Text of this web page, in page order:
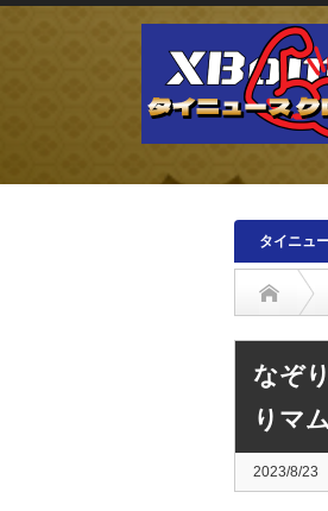
タイニュ
なぞり絵
なぞ
りマ
2023/8/23